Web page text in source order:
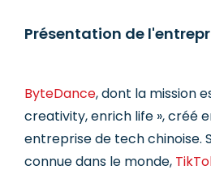
Présentation de
ByteDance, dont la mission
creativity, enrich life », créé
entreprise de tech chinoise.
connue dans le monde,